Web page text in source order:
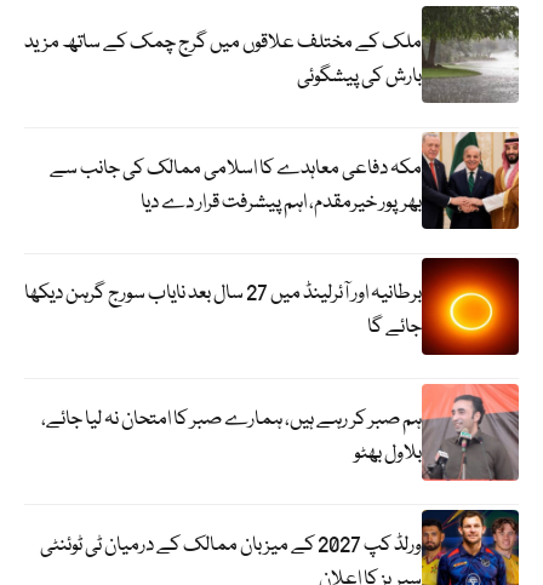
ملک کے مختلف علاقوں میں گرج چمک کے ساتھ مزید
بارش کی پیشگوئی
مکہ دفاعی معاہدے کا اسلامی ممالک کی جانب سے
بھرپور خیرمقدم، اہم پیشرفت قرار دے دیا
برطانیہ اور آئرلینڈ میں 27 سال بعد نایاب سورج گرہن دیکھا
جائے گا
ہم صبر کر رہے ہیں، ہمارے صبر کا امتحان نہ لیا جائے،
بلاول بھٹو
ورلڈ کپ 2027 کے میزبان ممالک کے درمیان ٹی ٹوئنٹی